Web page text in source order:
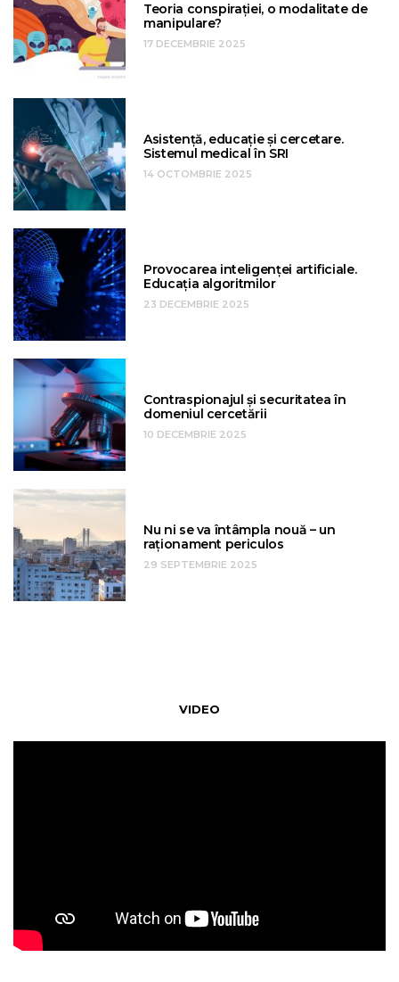
Teoria conspirației, o modalitate de
manipulare?
17 DECEMBRIE 2025
Asistență, educație și cercetare.
Sistemul medical în SRI
14 OCTOMBRIE 2025
Provocarea inteligenței artificiale.
Educația algoritmilor
23 DECEMBRIE 2025
Contraspionajul și securitatea în
domeniul cercetării
10 DECEMBRIE 2025
Nu ni se va întâmpla nouă – un
raționament periculos
29 SEPTEMBRIE 2025
VIDEO